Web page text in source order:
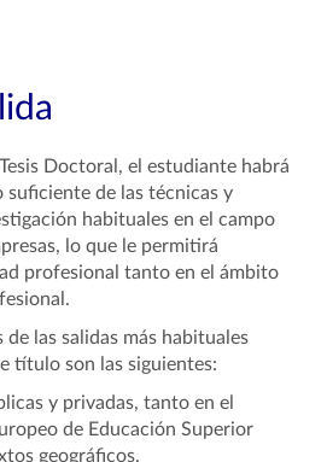
Doctoral, el estudiante habrá
de las técnicas y
habituales en el campo
lo que le permitirá
profesional tanto en el ámbito
de las salidas más habituales
título son las siguientes:
y privadas, tanto en el
de Educación Superior
geográficos.